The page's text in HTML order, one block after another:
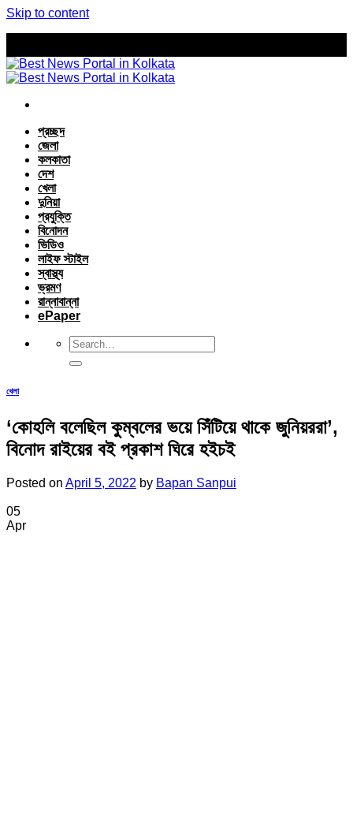
Skip to content
প্রচ্ছদ
জেলা
কলকাতা
দেশ
খেলা
দুনিয়া
প্রযুক্তি
বিনোদন
ভিডিও
লাইফ স্টাইল
স্বাস্থ্য
ভ্রমণ
রান্নাবান্না
ePaper
খেলা
‘কোহলি বলেছিল কুম্বলের ভয়ে সিঁটিয়ে থাকে জুনিয়ররা’,
বিনোদ রাইয়ের বই প্রকাশ ঘিরে হইচই
Posted on April 5, 2022 by Bapan Sanpui
05
Apr